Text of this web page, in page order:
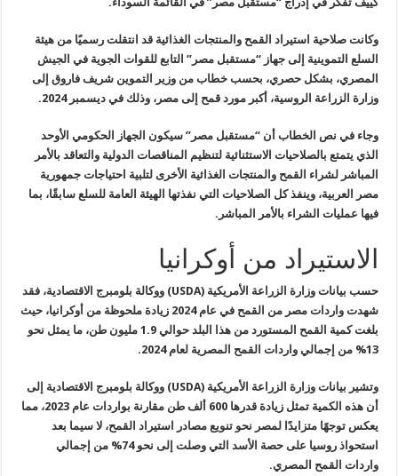
وكانت صلاحية استيراد القمح والمنتجات الغذائية قد انتقلت رسميًا من هيئة
السلع التموينية إلى جهاز “مستقبل مصر” التابع للقوات الجوية في الجيش
المصري، بشكل حصري، بحسب خطاب من وزير التموين شريف فاروق إلى
وزارة الزراعة الروسية، أكبر مورد قمح إلى مصر، وذلك في ديسمبر 2024 .
وجاء في نص الخطاب أن “مستقبل مصر” سيكون الجهاز الحكومي الأوحد
الذي يتمتع بالصلاحيات الاستثنائية لتنظيم المناقصات الدولية والتعاقد بالأمر
المباشر لشراء القمح والمنتجات الغذائية الأخرى لتلبية احتياجات جمهورية
مصر العربية، وينفذ كل الصلاحيات التي نفذتها الهيئة العامة للسلع سابقًا، بما
فيها عمليات الشراء بالأمر المباشر .
الاستيراد من أوكرانيا
حسب بيانات وزارة الزراعة الأمريكية (USDA) ووكالة بلومبرج الاقتصادية، فقد
شهدت واردات مصر من القمح في عام 2024 زيادة ملحوظة من أوكرانيا، حيث
بلغت كمية القمح المستورد من هذا البلد حوالي 1.9 مليون طن، ما يمثل نحو
13%
من إجمالي واردات القمح المصرية لعام 2024 .
وتشير بيانات وزارة الزراعة الأمريكية (USDA) ووكالة بلومبرج الاقتصادية إلى
أن هذه الكمية تمثل زيادة قدرها 600 ألف طن مقارنة بواردات عام 2023،
مما
يعكس توجهًا متزايدًا لمصر نحو تنويع مصادر استيراد القمح، لا سيما بعد
استحواذ روسيا على حصة الأسد التي وصلت إلى نحو 74% من إجمالي
واردات القمح المصري.